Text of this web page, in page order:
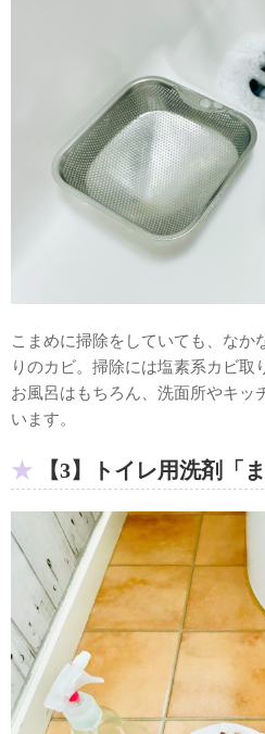
こまめに掃除をしていても、なか
りのカビ。掃除には塩素系カビ取
お風呂はもちろん、洗面所やキッ
います。
【3】トイレ用洗剤「